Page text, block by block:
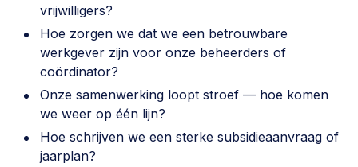
Samenwerken en lokale politiek
Lobbyen, invloed uitoefenen, maatschappelijke impact >
Omgevingswet en gebiedsontwikkeling
invoering omgevingswet, participatie,
gebiedsontwikkeling>
vrijwilligers?
Hoe zorgen we dat we een betrouwbare
werkgever zijn voor onze beheerders of
coördinator?
Onze samenwerking loopt stroef — hoe komen
we weer op één lijn?
Hoe schrijven we een sterke subsidieaanvraag of
jaarplan?